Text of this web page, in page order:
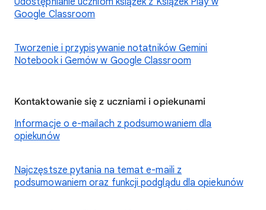
Google Classroom
Tworzenie i przypisywanie notatników Gemini
Notebook i Gemów w Google Classroom
Kontaktowanie się z uczniami i opiekunami
Informacje o e-mailach z podsumowaniem dla
opiekunów
Najczęstsze pytania na temat e-maili z
podsumowaniem oraz funkcji podglądu dla opiekunów